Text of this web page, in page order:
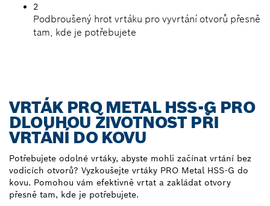
2
Podbroušený hrot vrtáku pro vyvrtání otvorů přesně
tam, kde je potřebujete
VRTÁK PRO METAL HSS-G PRO
DLOUHOU ŽIVOTNOST PŘI
VRTÁNÍ DO KOVU
Potřebujete odolné vrtáky, abyste mohli začínat vrtání bez
vodicích otvorů? Vyzkoušejte vrtáky PRO Metal HSS-G do
kovu. Pomohou vám efektivně vrtat a zakládat otvory
přesně tam, kde je potřebujete.